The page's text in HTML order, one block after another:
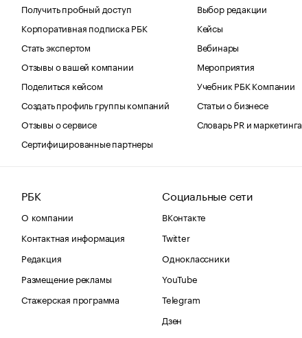
Получить пробный доступ
Корпоративная подписка РБК
Стать экспертом
Отзывы о вашей компании
Поделиться кейсом
Создать профиль группы компаний
Отзывы о сервисе
Сертифицированные партнеры
Выбор редакции
Кейсы
Вебинары
Мероприятия
Учебник РБК Компании
Статьи о бизнесе
Словарь PR и маркетинга
РБК
О компании
Контактная информация
Редакция
Размещение рекламы
Стажерская программа
Социальные сети
ВКонтакте
Twitter
Одноклассники
YouTube
Telegram
Дзен